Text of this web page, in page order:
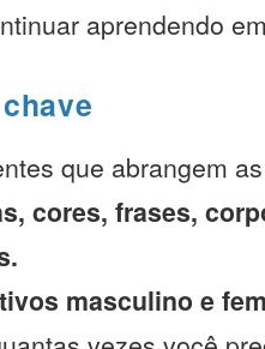
aprendendo
que abrangem
cores, frases,
masculino e